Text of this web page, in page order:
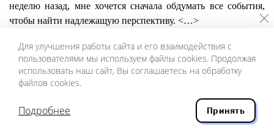
неделю назад, мне хочется сначала обдумать все события,
чтобы найти надлежащую перспективу. <…>
фанатичной. Увидев как-то раз, что у нас были гости, что
она смеется, я пришла в ужас. Было мне тогда три или
четыре года. «У нее умерла мать, — думала я, — как может
никогда бы уже больше не смеялась».
Я прошла через период безумной ревности к сестренке,
Для улучшения работы сайта и его взаимодействия с
пользователями мы используем файлы cookies. Продолжая
использовать наш сайт, Вы соглашаетесь на обработку
файлов cookies.
Подробнее Принять